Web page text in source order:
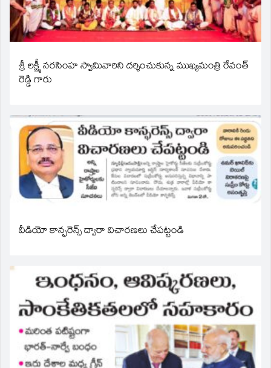
శ్రీ లక్ష్మీ నరసింహ స్వామివారిని దర్శించుకున్న ముఖ్యమంత్రి రేవంత్
రెడ్డి గారు
వీడియో కాన్ఫరెన్స్ ద్వారా విచారణలు చేపట్టండి